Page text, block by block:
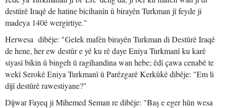
destûrê Iraqê de hatine bicihanîn û birayên Turkman jî feyde ji
madeya 140ê wergirtiye."
Herwesa dibêje: "Gelek mafên birayên Turkman di Destûrê Iraqê
de hene, her ew destûr e yê ku rê daye Eniya Turkmanî ku karê
siyasî bikin û bingeh û ragihandina wan hebe; êdî çawa cenabê te
wekî Serokê Eniya Turkmanî û Parêzgarê Kerkûkê dibêje: "Em li
dijî destûrê rawestiyane?"
Dijwar Fayeq ji Mihemed Seman re dibêje: "Baş e eger hûn wesa